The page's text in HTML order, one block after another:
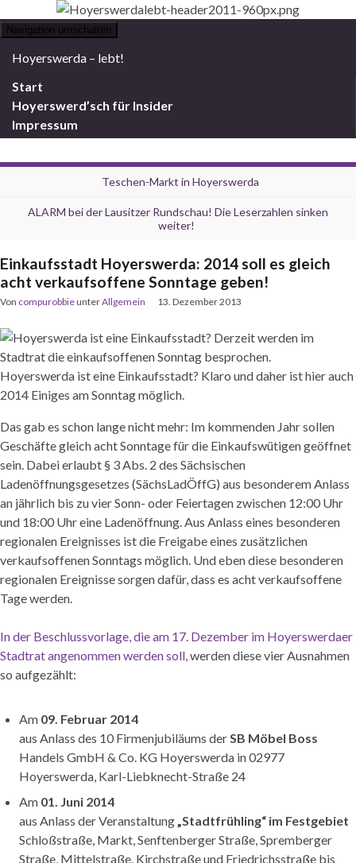
Navigation umschalten
Hoyerswerda – lebt!
Start
Hoyerswerd’sch für Insider
Impressum
Teschen-Markt in Hoyerswerda
ALARM bei der Lausitzer Rundschau! Die Leserzahlen sinken
weiter!
Einkaufsstadt Hoyerswerda: 2014 soll es gleich
acht verkaufsoffene Sonntage geben!
Von compurobbieunterAllgemein 13. Dezember 2013
Hoyerswerda ist eine Einkaufsstadt? Klaro und daher ist hier auch
2014 Einiges am Sonntag möglich.
Das gab es schon lange nicht mehr: Im kommenden Jahr sollen
Geschäfte gleich acht Sonntage für die Einkaufswütigen geöffnet
sein. Dabei erlaubt § 3 Abs. 2 des Sächsischen
Ladenöffnungsgesetzes (SächsLadÖffG) aus besonderem Anlass
an jährlich bis zu vier Sonn- oder Feiertagen zwischen 12:00 Uhr
und 18:00 Uhr eine Ladenöffnung. Aus Anlass eines besonderen
regionalen Ereignisses ist die Freigabe eines zusätzlichen
verkaufsoffenen Sonntags möglich. Und eben diese besonderen
regionalen Ereignisse sorgen dafür, dass es acht verkaufsoffene
Tage werden.
In der Beschlussvorlage, die am 17. Dezember im Hoyerswerdaer
Stadtrat angenommen werden soll,werden diese vier Ausnahmen
so aufgezählt:
Am 09. Februar 2014
aus Anlass des 10 Firmenjubiläums derSB Möbel Boss
Handels GmbH & Co. KG Hoyerswerda in 02977
Hoyerswerda, Karl-Liebknecht-Straße 24
Am 01. Juni 2014
aus Anlass der Veranstaltung„Stadtfrühling“ im Festgebiet
Schloßstraße, Markt, Senftenberger Straße, Spremberger
Straße, Mittelstraße, Kirchstraße und Friedrichsstraße bis